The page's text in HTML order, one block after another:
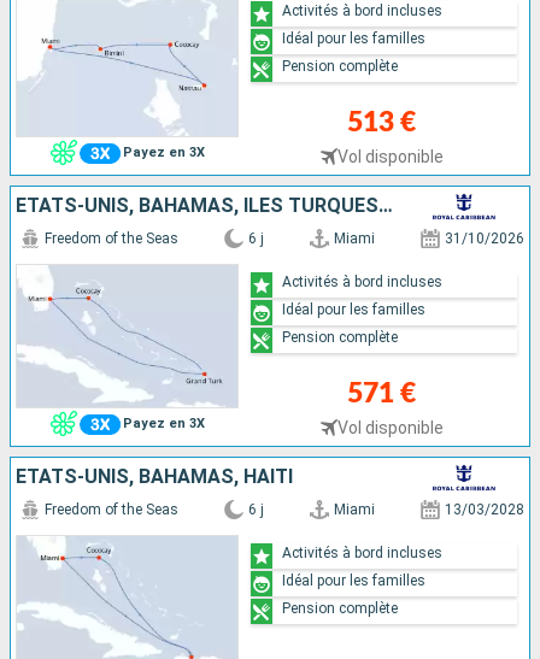
Payez en 3X
513 €
Vol disponible
Activités à bord incluses
Idéal pour les familles
Pension complète
ÉTATS-UNIS, BAHAMAS, ÎLES TURQUES-ET-CAÏQUES
Payez en 3X
Freedom of the Seas 6 j Miami 31/10/2026
571 €
Vol disponible
Activités à bord incluses
Idéal pour les familles
Pension complète
ÉTATS-UNIS, BAHAMAS, HAÏTI
Freedom of the Seas 6 j Miami 13/03/2028
Activités à bord incluses
Idéal pour les familles
Pension complète